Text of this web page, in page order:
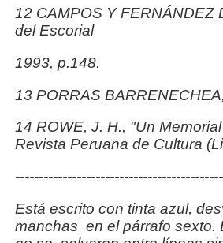
12 CAMPOS Y FERNÁNDEZ
del Escorial
1993, p.148.
13 PORRAS
14 ROWE, J. H., "Un
Revista Peruana de Cultura
Está escrito con tinta azul,
manchas en el párrafo sexto.